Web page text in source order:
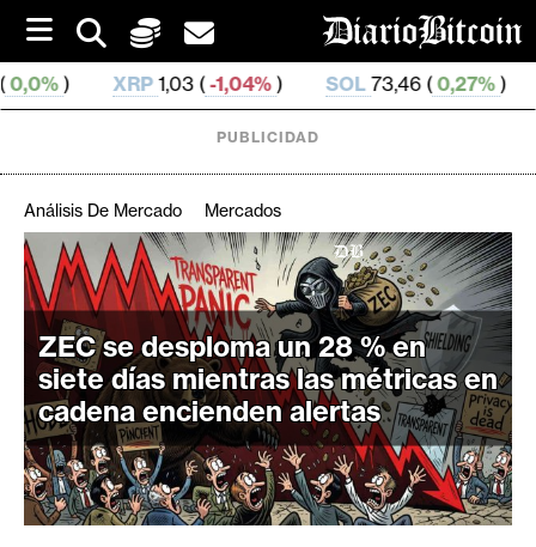
i
p
t
o
(-1,04% SOL 73,46 (0,27%) TRX 0,326 81 (
C
r
i
p
t
o
M
e
r
PUBLICIDAD
Análisis De Mercado Mercados
ZEC se desploma un 28 % en
siete días mientras las métricas en
cadena encienden alertas